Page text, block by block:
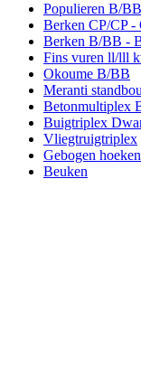
Populieren B/BB
Berken CP/CP
Berken B/BB -
Fins vuren ll/lll
Okoume B/BB
Meranti
Betonmultiplex
Buigtriplex
Vliegtruigtriplex
Gebogen hoeken
Beuken